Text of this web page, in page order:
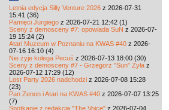
Letnia edycja Silly Venture 2026 z 2026-07-31
15:41 (36)
Pamięci Jurgiego z 2026-07-21 12:42 (1)
Sceny z demosceny #7: opowiada SuN z 2026-07-
19 15:24 (2)
Atari Muzeum w Poznaniu na KWAS #40 z 2026-
07-16 16:10 (4)
Nie żyje kolega Pecuś z 2026-07-13 18:00 (30)
Sceny z demosceny #7 - Grzegorz "Sun" Żyła z
2026-07-12 17:29 (12)
Lost Party 2026 nadchodzi z 2026-07-08 15:28
(23)
Pan Zenon i Atari na KWAS #40 z 2026-07-07 13:25
(7)
Spotkanie z redakcją "The Voice" z 2026-07-04